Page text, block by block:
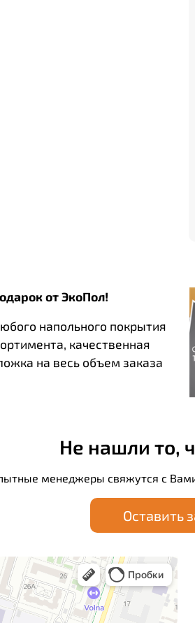
от ЭкоПол!
напольного покрытия
качественная
на весь объем заказа
Не нашли то,
менеджеры свяжутся с
Оставить